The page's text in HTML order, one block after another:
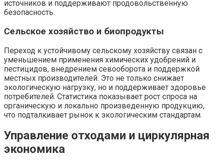
источников и поддерживают продовольственную
безопасность.
Сельское хозяйство и биопродукты
Переход к устойчивому сельскому хозяйству связан с
уменьшением применения химических удобрений и
пестицидов, внедрением севооборота и поддержкой
местных производителей. Это не только снижает
экологическую нагрузку, но и поддерживает здоровье
потребителей. Статистика показывает рост спроса на
органическую и локально произведенную продукцию,
что подталкивает рынок к экологическим стандартам.
Управление отходами и циркулярная
экономика